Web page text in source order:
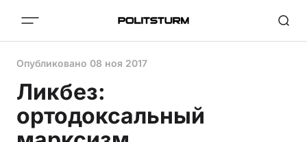
Опубликовано 08 ноя 2017
Ликбез:
ортодоксальный